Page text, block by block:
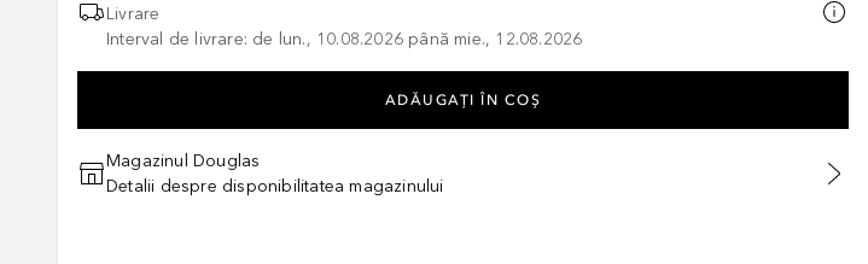
Livrare
Interval de livrare: de lun., 10.08.2026 până mie., 12.08.2026
ADĂUGAȚI ÎN COŞ
Magazinul Douglas
Detalii despre disponibilitatea magazinului